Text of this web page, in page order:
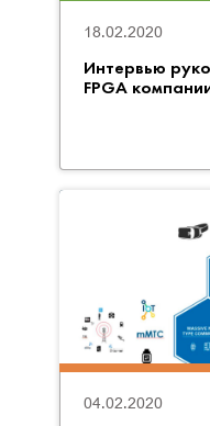
Интервью
FPGA
18.02.2020
04.02.2020